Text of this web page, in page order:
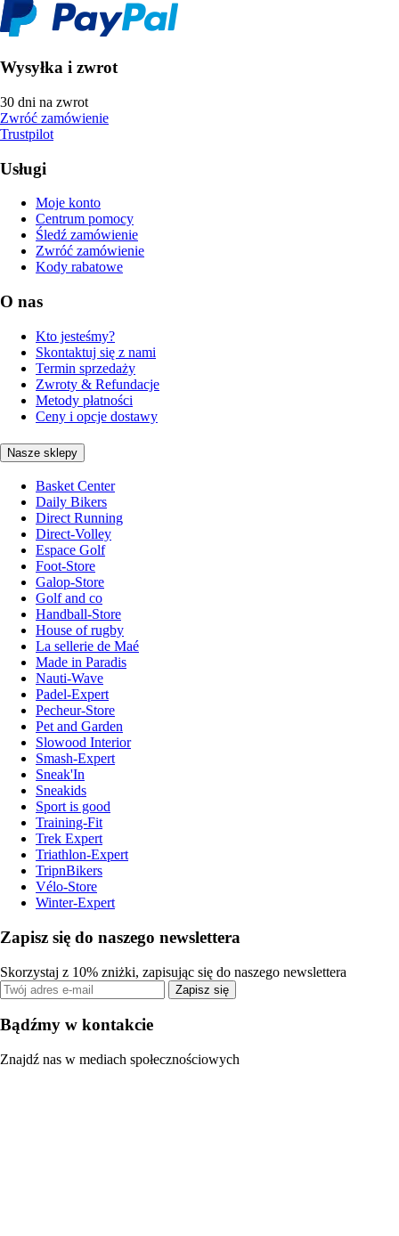
Wysyłka i zwrot
30 dni na zwrot
Zwróć zamówienie
Trustpilot
Usługi
Moje konto
Centrum pomocy
Śledź zamówienie
Zwróć zamówienie
Kody rabatowe
O nas
Kto jesteśmy?
Skontaktuj się z nami
Termin sprzedaży
Zwroty & Refundacje
Metody płatności
Ceny i opcje dostawy
Nasze sklepy
Basket Center
Daily Bikers
Direct Running
Direct-Volley
Espace Golf
Foot-Store
Galop-Store
Golf and co
Handball-Store
House of rugby
La sellerie de Maé
Made in Paradis
Nauti-Wave
Padel-Expert
Pecheur-Store
Pet and Garden
Slowood Interior
Smash-Expert
Sneak'In
Sneakids
Sport is good
Training-Fit
Trek Expert
Triathlon-Expert
TripnBikers
Vélo-Store
Winter-Expert
Zapisz się do naszego newslettera
Skorzystaj z 10% zniżki, zapisując się do naszego newslettera
Zapisz się
Bądźmy w kontakcie
Znajdź nas w mediach społecznościowych